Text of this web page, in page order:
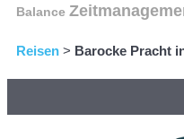
Balance
Reisen > Barocke Pracht